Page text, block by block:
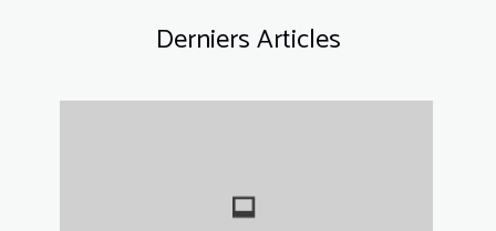
Derniers Articles